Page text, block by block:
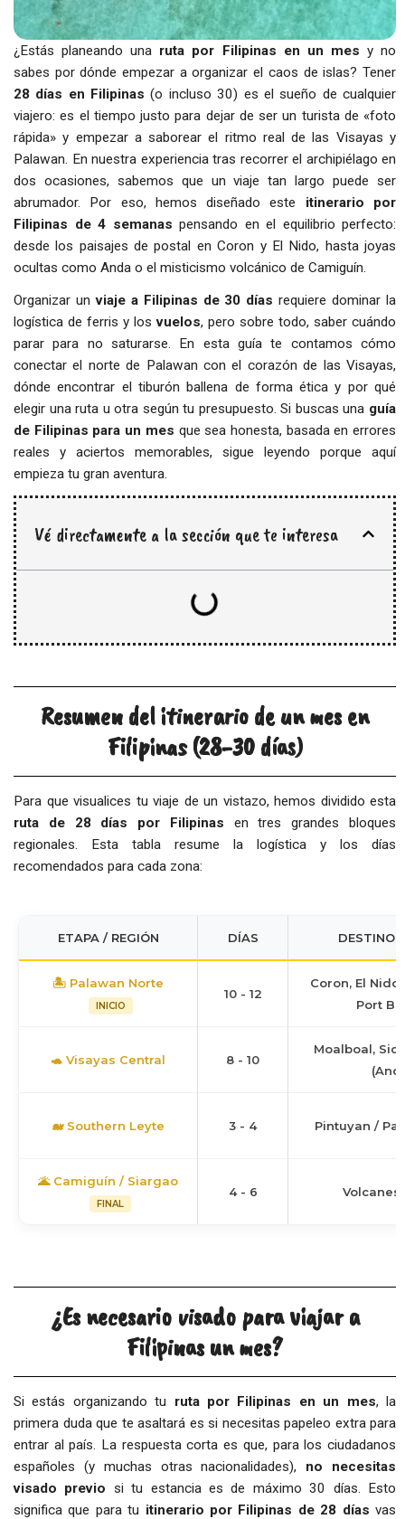
¿Estás planeando una ruta por Filipinas en un mes y no
sabes por dónde empezar a organizar el caos de islas? Tener
28 días en Filipinas (o incluso 30) es el sueño de cualquier
viajero: es el tiempo justo para dejar de ser un turista de «foto
rápida» y empezar a saborear el ritmo real de las Visayas y
Palawan. En nuestra experiencia tras recorrer el archipiélago en
dos ocasiones, sabemos que un viaje tan largo puede ser
abrumador. Por eso, hemos diseñado este itinerario por
Filipinas de 4 semanas pensando en el equilibrio perfecto:
desde los paisajes de postal en Coron y El Nido, hasta joyas
ocultas como Anda o el misticismo volcánico de Camiguín.
Organizar unviaje a Filipinas de 30 días requiere dominar la
logística de ferris y losvuelos, pero sobre todo, saber cuándo
parar para no saturarse. En esta guía te contamos cómo
conectar el norte de Palawan con el corazón de las Visayas,
dónde encontrar el tiburón ballena de forma ética y por qué
elegir una ruta u otra según tu presupuesto. Si buscas una guía
de Filipinas para un mes que sea honesta, basada en errores
reales y aciertos memorables, sigue leyendo porque aquí
empieza tu gran aventura.
Vé directamente a la sección que te interesa
Resumen del itinerario de un mes en
Filipinas (28-30 días)
Para que visualices tu viaje de un vistazo, hemos dividido esta
ruta de 28 días por Filipinas en tres grandes bloques
regionales. Esta tabla resume la logística y los días
recomendados para cada zona:
ETAPA / REGIÓN DÍAS
🏝️ Palawan Norte
INICIO
10 - 12
Coron, El
Port
🐢 Visayas Central 8 - 10
Moalboal,
🐋 Southern Leyte 3 - 4 Pintuyan /
🌋 Camiguín / Siargao
FINAL
4 - 6 Volcanes
¿Es necesario visado para viajar a
Filipinas un mes?
Si estás organizando tu ruta por Filipinas en un mes, la
primera duda que te asaltará es si necesitas papeleo extra para
entrar al país. La respuesta corta es que, para los ciudadanos
españoles (y muchas otras nacionalidades), no necesitas
visado previo si tu estancia es de máximo 30 días. Esto
significa que para tu itinerario por Filipinas de 28 días vas